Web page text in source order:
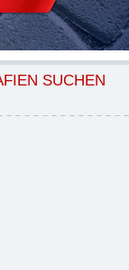
SUCHEN